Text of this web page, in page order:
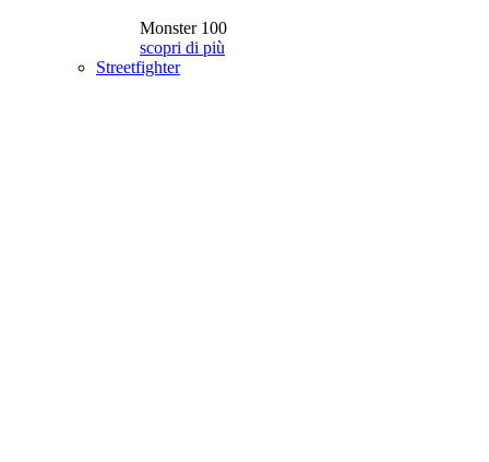
Monster 100
scopri di più
Streetfighter